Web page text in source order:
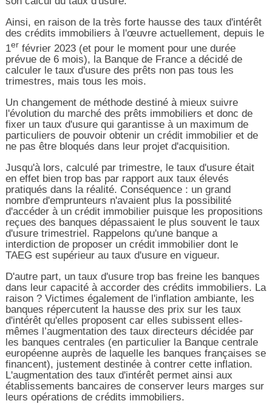
Ainsi, en raison de la très forte hausse des taux d'intérêt
des crédits immobiliers à l'œuvre actuellement, depuis le
1er février 2023 (et pour le moment pour une durée
prévue de 6 mois), la Banque de France a décidé de
calculer le taux d'usure des prêts non pas tous les
trimestres, mais tous les mois.
Un changement de méthode destiné à mieux suivre
l'évolution du marché des prêts immobiliers et donc de
fixer un taux d'usure qui garantisse à un maximum de
particuliers de pouvoir obtenir un crédit immobilier et de
ne pas être bloqués dans leur projet d'acquisition.
Jusqu'à lors, calculé par trimestre, le taux d'usure était
en effet bien trop bas par rapport aux taux élevés
pratiqués dans la réalité. Conséquence : un grand
nombre d'emprunteurs n'avaient plus la possibilité
d'accéder à un crédit immobilier puisque les propositions
reçues des banques dépassaient le plus souvent le taux
d'usure trimestriel. Rappelons qu'une banque a
interdiction de proposer un crédit immobilier dont le
TAEG est supérieur au taux d'usure en vigueur.
D'autre part, un taux d'usure trop bas freine les banques
dans leur capacité à accorder des crédits immobiliers. La
raison ? Victimes également de l'inflation ambiante, les
banques répercutent la hausse des prix sur les taux
d'intérêt qu'elles proposent car elles subissent elles-
mêmes l’augmentation des taux directeurs décidée par
les banques centrales (en particulier la Banque centrale
européenne auprès de laquelle les banques françaises se
financent), justement destinée à contrer cette inflation.
L'augmentation des taux d'intérêt permet ainsi aux
établissements bancaires de conserver leurs marges sur
leurs opérations de crédits immobiliers.